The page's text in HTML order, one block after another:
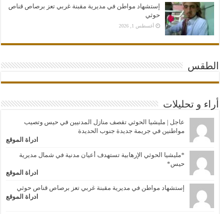
إستشهاد مواطن في مديرية مقبنة غربي تعز برصاص قناص
حوثي
أغسطس 1, 2026
الطقس
أراء و تحليلات
عاجل | مليشيا الحوثي تقصف منازل المدنيين في حيس وتصيب
مواطنين في جريمة جديدة جنوب الحديدة
ادراة الموقع
*مليشيا الحوثي الإرهابية تستهدف أعيان مدنية في شمال مديرية
حيس*
ادراة الموقع
إستشهاد مواطن في مديرية مقبنة غربي تعز برصاص قناص حوثي
ادراة الموقع